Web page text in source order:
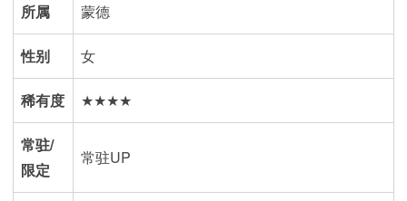
所属 蒙德
性别 女
稀有度 ★★★★
常驻/
限定
常驻UP